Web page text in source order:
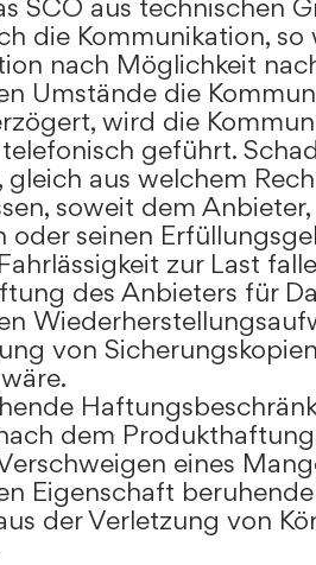
SCO aus technischen
die Kommunikation, so
nach Möglichkeit
Umstände die
wird die
geführt.
gleich aus welchem
soweit dem
oder seinen
zur Last
des Anbieters für
von
dem
eines
Eigenschaft
der Verletzung von